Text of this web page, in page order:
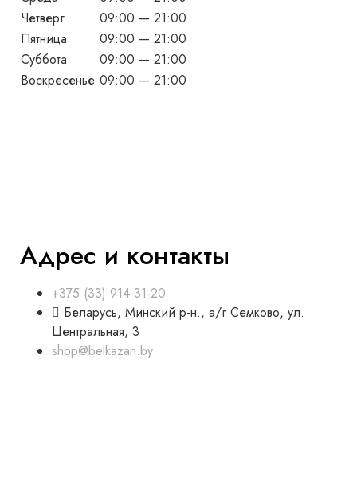
Четверг
09:00 — 21:00
Пятница
09:00 — 21:00
Суббота
09:00 — 21:00
Воскресенье 09:00 — 21:00
Адрес и контакты
+375 (33) 914-31-20
Беларусь, Минский р-н., а/г Семково, ул.
Центральная, 3
shop@belkazan.by